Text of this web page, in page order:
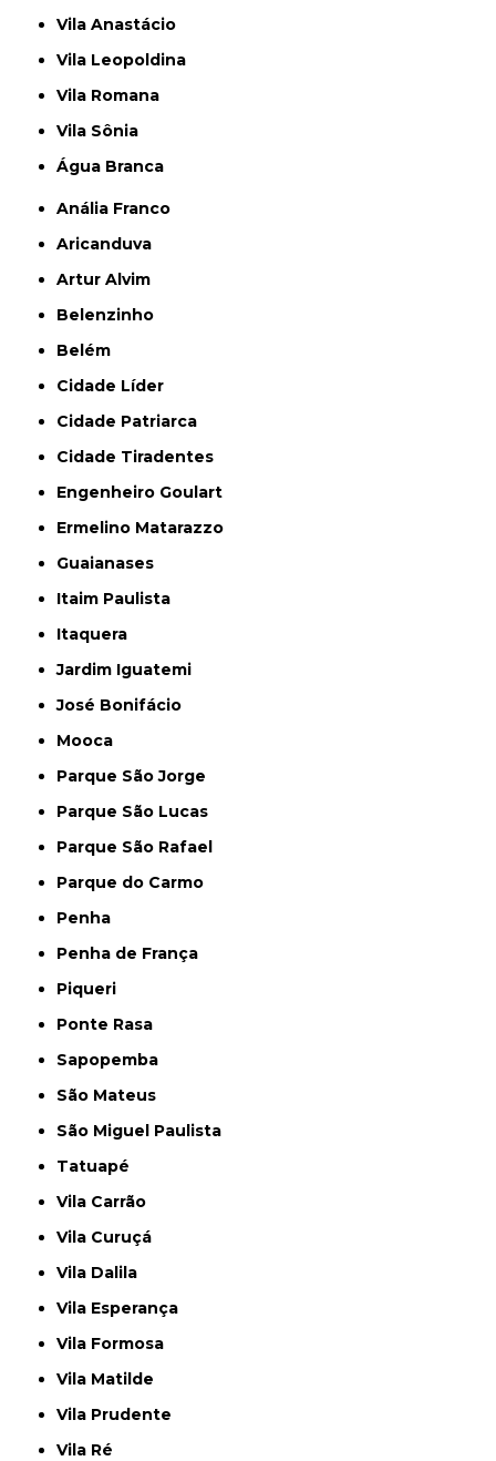
Vila Anastácio
Vila Leopoldina
Vila Romana
Vila Sônia
Água Branca
Anália Franco
Aricanduva
Artur Alvim
Belenzinho
Belém
Cidade Líder
Cidade Patriarca
Cidade Tiradentes
Engenheiro Goulart
Ermelino Matarazzo
Guaianases
Itaim Paulista
Itaquera
Jardim Iguatemi
José Bonifácio
Mooca
Parque São Jorge
Parque São Lucas
Parque São Rafael
Parque do Carmo
Penha
Penha de França
Piqueri
Ponte Rasa
Sapopemba
São Mateus
São Miguel Paulista
Tatuapé
Vila Carrão
Vila Curuçá
Vila Dalila
Vila Esperança
Vila Formosa
Vila Matilde
Vila Prudente
Vila Ré